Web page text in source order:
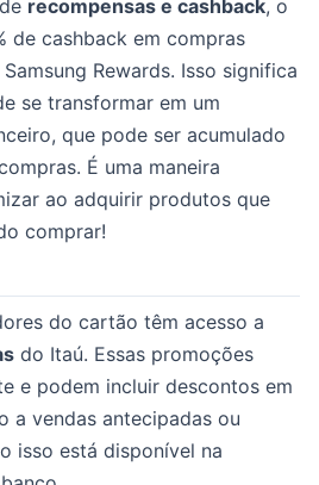
recompensas e cashback, o
de cashback em compras
Rewards. Isso significa
se transformar em um
que pode ser acumulado
É uma maneira
ao adquirir produtos que
comprar!
do cartão têm acesso a
do Itaú. Essas promoções
e podem incluir descontos em
a vendas antecipadas ou
isso está disponível na